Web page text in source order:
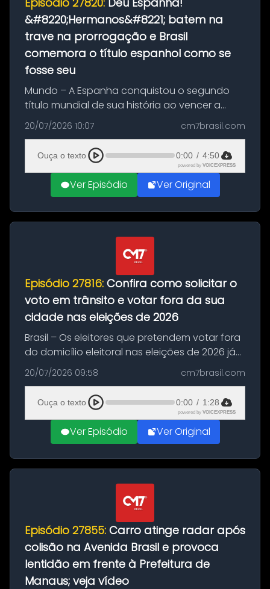
&#8220;Hermanos&#8221; batem na
trave na prorrogação e Brasil
comemora o título espanhol como se
fosse seu
Mundo – A Espanha conquistou o segundo
título mundial de sua história ao vencer a
Argentina por 1 a 0, neste domingo (19), na
decisão da Copa do Mundo de 2026. Depois
de um duelo sem gols durante o te...
20/07/2026 10:07 cm7brasil.com
Ouça o texto 0:00 / 4:50
powered by VOICEXPRESS
Ver Episódio Ver Original
Episódio 27816: Confira como solicitar o
voto em trânsito e votar fora da sua
cidade nas eleições de 2026
Brasil – Os eleitores que pretendem votar fora
do domicílio eleitoral nas eleições de 2026 já
podem solicitar o voto em trânsito a partir
desta segunda-feira (20). O pedido pode ser
feito até 20 de ag...
20/07/2026 09:58 cm7brasil.com
Ouça o texto 0:00 / 1:28
powered by VOICEXPRESS
Ver Episódio Ver Original
Episódio 27855: Carro atinge radar após
colisão na Avenida Brasil e provoca
lentidão em frente à Prefeitura de
Manaus; veja vídeo